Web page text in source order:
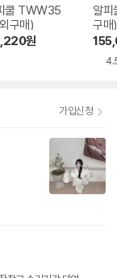
쿨 TWW35
구매)
원
알피
구매)
가입신청